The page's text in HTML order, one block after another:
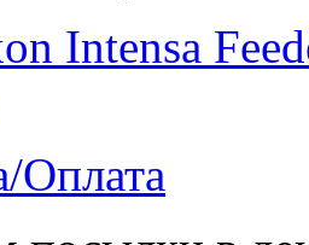
Intensa
Оплата